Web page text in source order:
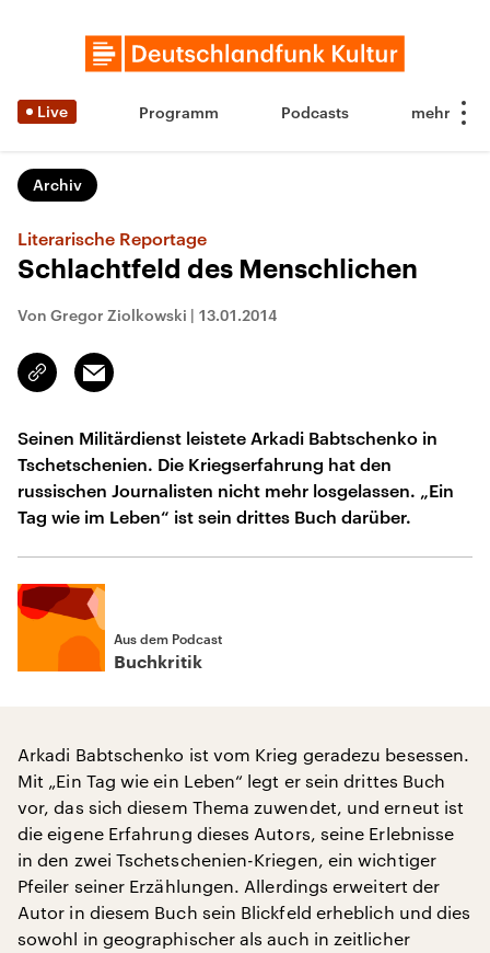
Live Programm Podcasts
Archiv
Literarische Reportage
Schlachtfeld des Menschlichen
Von Gregor Ziolkowski | 13.01.2014
Link
kopieren/teilen
Email
Seinen Militärdienst leistete Arkadi Babtschenko in
Tschetschenien. Die Kriegserfahrung hat den
russischen Journalisten nicht mehr losgelassen. „Ein
Tag wie im Leben“ ist sein drittes Buch darüber.
Aus dem Podcast
Buchkritik
Arkadi Babtschenko ist vom Krieg geradezu besessen.
Mit „Ein Tag wie ein Leben“ legt er sein drittes Buch
vor, das sich diesem Thema zuwendet, und erneut ist
die eigene Erfahrung dieses Autors, seine Erlebnisse
in den zwei Tschetschenien-Kriegen, ein wichtiger
Pfeiler seiner Erzählungen. Allerdings erweitert der
Autor in diesem Buch sein Blickfeld erheblich und dies
sowohl in geographischer als auch in zeitlicher